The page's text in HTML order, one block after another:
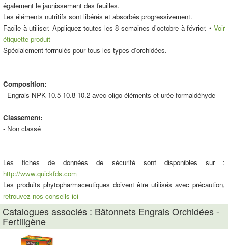
également le jaunissement des feuilles.
Les éléments nutritifs sont libérés et absorbés progressivement.
Facile à utiliser. Appliquez toutes les 8 semaines d'octobre à février. • Voir
étiquette produit
Spécialement formulés pour tous les types d’orchidées.
Composition:
- Engrais NPK 10.5-10.8-10.2 avec oligo-éléments et urée formaldéhyde
Classement:
- Non classé
Les fiches de données de sécurité sont disponibles sur :
http://www.quickfds.com
Les produits phytopharmaceutiques doivent être utilisés avec précaution,
retrouvez nos conseils ici
Catalogues associés : Bâtonnets Engrais Orchidées -
Fertiligène